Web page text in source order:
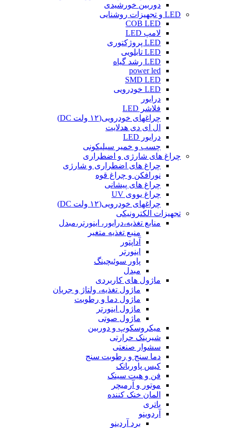
دوربین خورشیدی
LED و تجهیزات روشنایی
COB LED
لامپ LED
LED پروژکتوری
LED تابلویی
LED رشد گیاه
power led
SMD LED
LED خودرویی
درایور
فلاشر LED
چراغهای خودرویی(۱۲ ولت DC)
ال ای دی هدلایت
درایور LED
چسب و خمیر سیلیکونی
چراغ های شارژی و اضطراری
چراغ های اضطراری و شارژی
نورافکن و چراغ قوه
چراغ های پیشانی
چراغ یووی UV
چراغهای خودرویی(۱۲ ولت DC)
تجهیزات الکترونیکی
منابع تغذیه،درایور، اینورتر،مبدل
منبع تغذیه متغیر
آداپتور
اینورتر
پاور سوئیچینگ
مبدل
ماژول های کاربردی
ماژول تغذیه، ولتاژ و جریان
ماژول دما و رطوبت
ماژول اینورتر
ماژول صوتی
میکروسکوپ و دوربین
شیرینک حرارتی
سشوار صنعتی
دما سنج و رطوبت سنج
کیس پاوربانک
فن و هیت سینک
موتور و آرمیچر
المان خنک کننده
باتری
آردوینو
برد آردینو